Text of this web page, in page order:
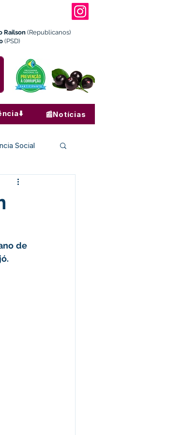
Railson (Republicanos)
(PSD)
📰Notícias
Social
e Governo
de